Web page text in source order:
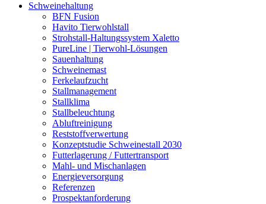
Schweinehaltung
BFN Fusion
Havito Tierwohlstall
Strohstall-Haltungssystem Xaletto
PureLine | Tierwohl-Lösungen
Sauenhaltung
Schweinemast
Ferkelaufzucht
Stallmanagement
Stallklima
Stallbeleuchtung
Abluftreinigung
Reststoffverwertung
Konzeptstudie Schweinestall 2030
Futterlagerung / Futtertransport
Mahl- und Mischanlagen
Energieversorgung
Referenzen
Prospektanforderung